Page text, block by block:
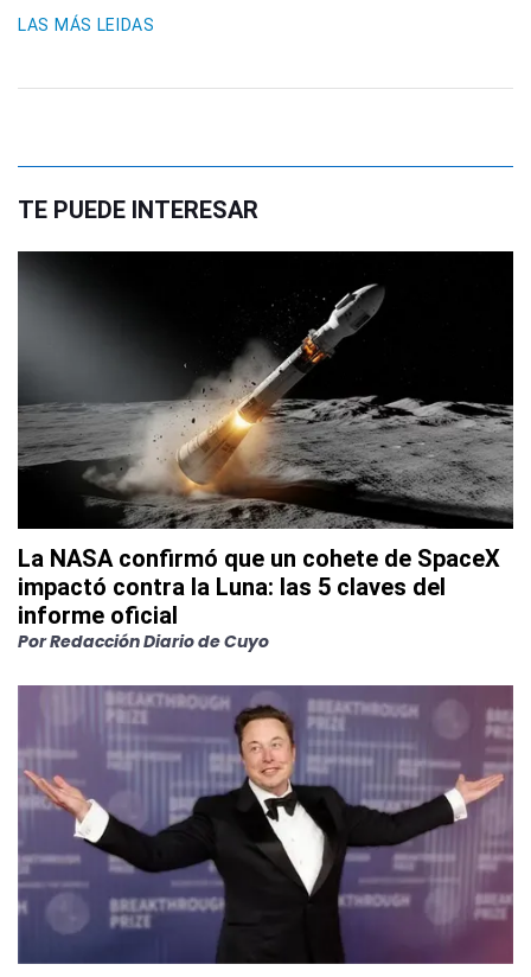
LAS MÁS LEIDAS
TE PUEDE INTERESAR
La NASA confirmó que un cohete de SpaceX
impactó contra la Luna: las 5 claves del
informe oficial
PorRedacción Diario de Cuyo